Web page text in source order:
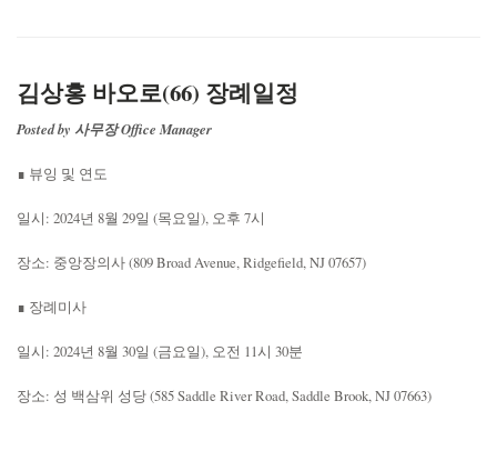
김상홍 바오로(66) 장례일정
Posted by 사무장 Office Manager
∎ 뷰잉 및 연도
일시: 2024년 8월 29일 (목요일), 오후 7시
장소: 중앙장의사 (809 Broad Avenue, Ridgefield, NJ 07657)
∎ 장례미사
일시: 2024년 8월 30일 (금요일), 오전 11시 30분
장소: 성 백삼위 성당 (585 Saddle River Road, Saddle Brook, NJ 07663)